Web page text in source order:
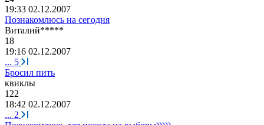
19:33 02.12.2007
Познакомлюсь на сегодня
Виталий*****
18
19:16 02.12.2007
... 5
Бросил пить
квиклы
122
18:42 02.12.2007
... 2